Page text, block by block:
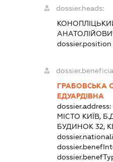
dossier.heads:
dossier.position
ГРАБОВСЬКА
ЕДУАРДІВНА
dossier.address:
МІСТО КИЇВ,
БУДИНОК 32,